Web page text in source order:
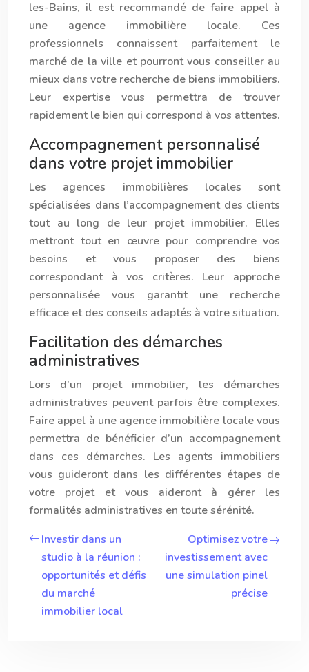
les-Bains, il est recommandé de faire appel à
une agence immobilière locale. Ces
professionnels connaissent parfaitement le
marché de la ville et pourront vous conseiller au
mieux dans votre recherche de biens immobiliers.
Leur expertise vous permettra de trouver
rapidement le bien qui correspond à vos attentes.
Accompagnement personnalisé
dans votre projet immobilier
Les agences immobilières locales sont
spécialisées dans l’accompagnement des clients
tout au long de leur projet immobilier. Elles
mettront tout en œuvre pour comprendre vos
besoins et vous proposer des biens
correspondant à vos critères. Leur approche
personnalisée vous garantit une recherche
efficace et des conseils adaptés à votre situation.
Facilitation des démarches
administratives
Lors d’un projet immobilier, les démarches
administratives peuvent parfois être complexes.
Faire appel à une agence immobilière locale vous
permettra de bénéficier d’un accompagnement
dans ces démarches. Les agents immobiliers
vous guideront dans les différentes étapes de
votre projet et vous aideront à gérer les
formalités administratives en toute sérénité.
Investir dans un
studio à la réunion :
opportunités et défis
du marché
immobilier local
Optimisez votre
investissement avec
une simulation pinel
précise